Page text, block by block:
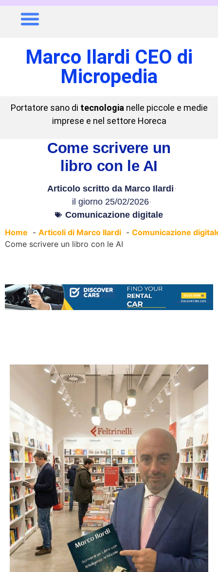
Marco Ilardi CEO di
Micropedia
Portatore sano di tecnologia nelle piccole e medie
imprese e nel settore Horeca
Come scrivere un
libro con le AI
Articolo scritto da Marco Ilardi
il giorno 25/02/2026
Comunicazione digitale
Home
Articoli di Marco Ilardi
Comunicazione
Come scrivere un libro con le AI